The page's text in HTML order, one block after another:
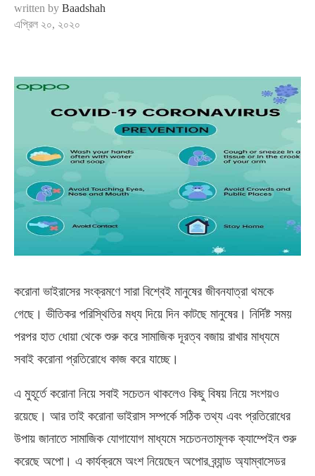
written by Baadshah
এপ্রিল ২০, ২০২০
করোনা ভাইরাসের সংক্রমণে সারা বিশ্বেই মানুষের জীবনযাত্রা থমকে
গেছে। ভীতিকর পরিস্থিতির মধ্য দিয়ে দিন কাটছে মানুষের। নির্দিষ্ট সময়
পরপর হাত ধোয়া থেকে শুরু করে সামাজিক দূরত্ব বজায় রাখার মাধ্যমে
সবাই করোনা প্রতিরোধে কাজ করে যাচ্ছে।
এ মুহূর্তে করোনা নিয়ে সবাই সচেতন থাকলেও কিছু বিষয় নিয়ে সংশয়ও
রয়েছে। আর তাই করোনা ভাইরাস সম্পর্কে সঠিক তথ্য এবং প্রতিরোধের
উপায় জানাতে সামাজিক যোগাযোগ মাধ্যমে সচেতনতামূলক ক্যাম্পেইন শুরু
করেছে অপো। এ কার্যক্রমে অংশ নিয়েছেন অপোর ব্র্যান্ড অ্যাম্বাসেডর